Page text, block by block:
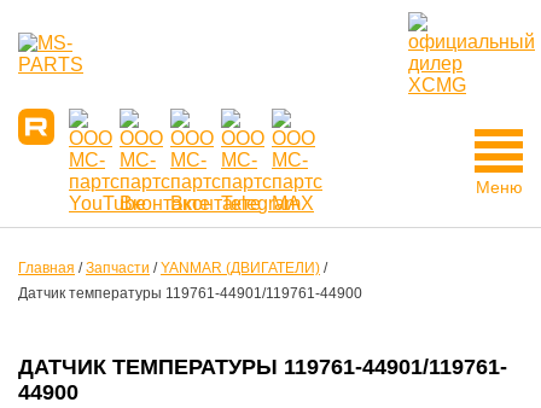
Меню
Главная /Запчасти /YANMAR (ДВИГАТЕЛИ) /
Датчик температуры 119761-44901/119761-44900
ДАТЧИК ТЕМПЕРАТУРЫ 119761-44901/119761-
44900